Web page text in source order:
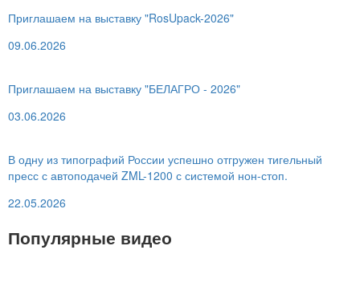
Приглашаем на выставку "RosUpack-2026"
09.06.2026
Приглашаем на выставку "БЕЛАГРО - 2026"
03.06.2026
В одну из типографий России успешно отгружен тигельный
пресс с автоподачей ZML-1200 с системой нон-стоп.
22.05.2026
Популярные видео